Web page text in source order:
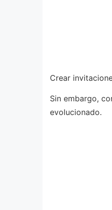
Crear
Sin embargo,
evolucionado.